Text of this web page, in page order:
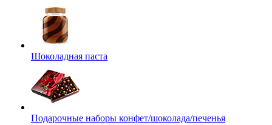
Шоколадная паста
Подарочные наборы конфет/шоколада/печенья